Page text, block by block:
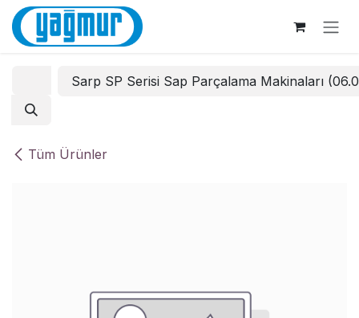
İçereği Atla
Tüm Ürünler
Sarp SP Serisi Sap Parçalama Makinaları